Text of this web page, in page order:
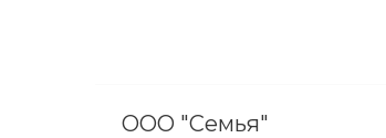
ООО "Семья"